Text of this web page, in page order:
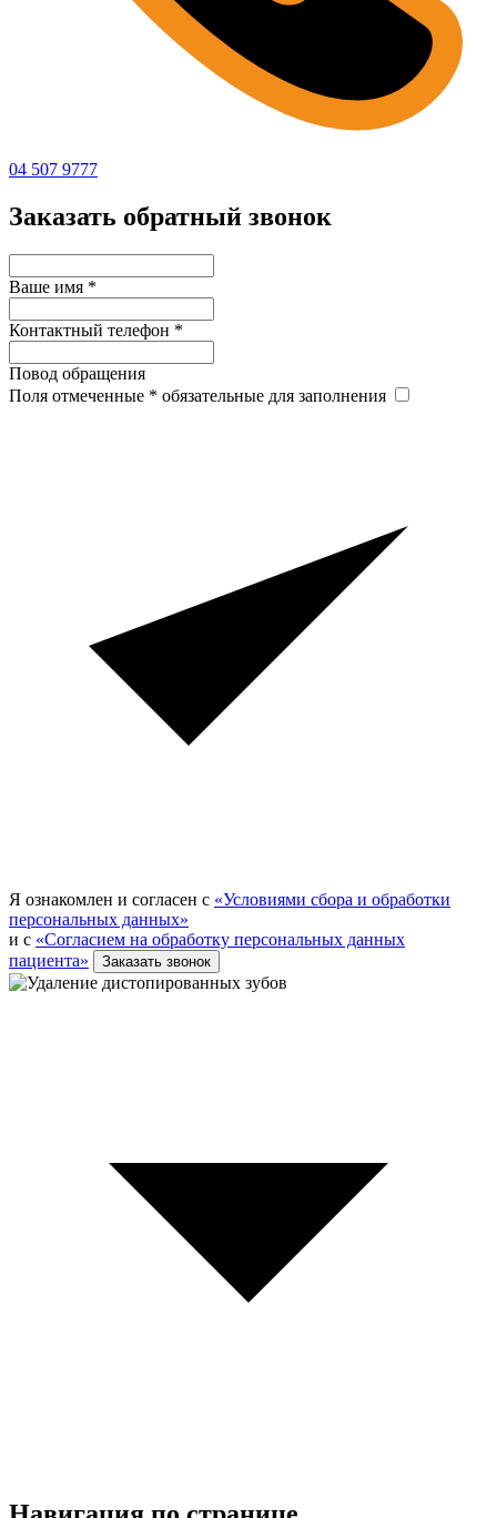
04 507 9777
Заказать обратный звонок
Ваше имя *
Контактный телефон *
Повод обращения
Поля отмеченные * обязательные для заполнения
Я ознакомлен и согласен с «Условиями сбора и обработки
персональных данных»
и с «Согласием на обработку персональных данных
пациента»
Заказать звонок